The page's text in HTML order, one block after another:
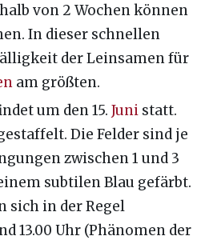
von 2 Wochen können
In dieser schnellen
der Leinsamen für
am größten.
um den 15.Juni statt.
Die Felder sind je
zwischen 1 und 3
subtilen Blau gefärbt.
sich in der Regel
13.00 Uhr (Phänomen der